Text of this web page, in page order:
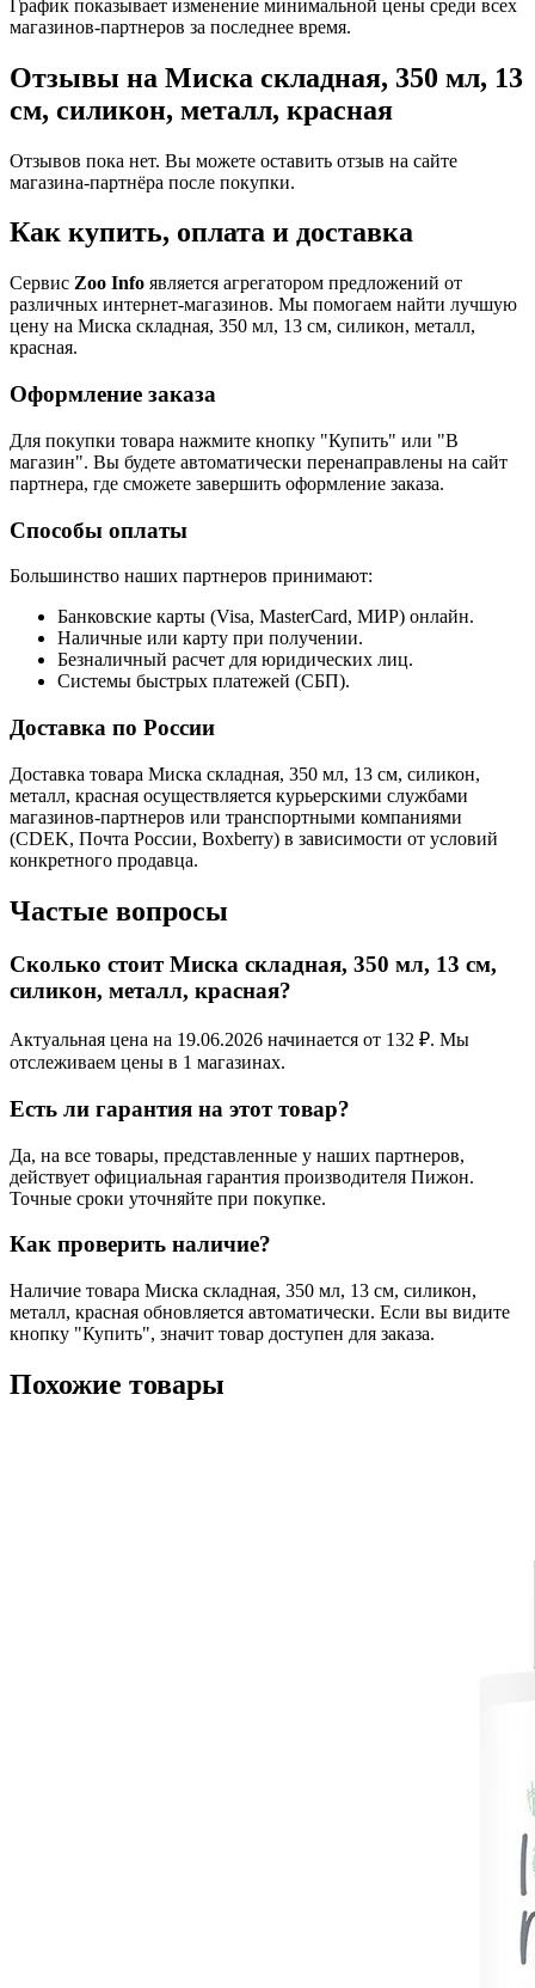
График показывает изменение минимальной цены среди всех
магазинов-партнеров за последнее время.
Отзывы на Миска складная, 350 мл, 13
см, силикон, металл, красная
Отзывов пока нет. Вы можете оставить отзыв на сайте
магазина-партнёра после покупки.
Как купить, оплата и доставка
Сервис Zoo Info является агрегатором предложений от
различных интернет-магазинов. Мы помогаем найти лучшую
цену на Миска складная, 350 мл, 13 см, силикон, металл,
красная.
Оформление заказа
Для покупки товара нажмите кнопку "Купить" или "В
магазин". Вы будете автоматически перенаправлены на сайт
партнера, где сможете завершить оформление заказа.
Способы оплаты
Большинство наших партнеров принимают:
Банковские карты (Visa, MasterCard, МИР) онлайн.
Наличные или карту при получении.
Безналичный расчет для юридических лиц.
Системы быстрых платежей (СБП).
Доставка по России
Доставка товара Миска складная, 350 мл, 13 см, силикон,
металл, красная осуществляется курьерскими службами
магазинов-партнеров или транспортными компаниями
(CDEK, Почта России, Boxberry) в зависимости от условий
конкретного продавца.
Частые вопросы
Сколько стоит Миска складная, 350 мл, 13 см,
силикон, металл, красная?
Актуальная цена на 19.06.2026 начинается от 132 ₽. Мы
отслеживаем цены в 1 магазинах.
Есть ли гарантия на этот товар?
Да, на все товары, представленные у наших партнеров,
действует официальная гарантия производителя Пижон.
Точные сроки уточняйте при покупке.
Как проверить наличие?
Наличие товара Миска складная, 350 мл, 13 см, силикон,
металл, красная обновляется автоматически. Если вы видите
кнопку "Купить", значит товар доступен для заказа.
Похожие товары